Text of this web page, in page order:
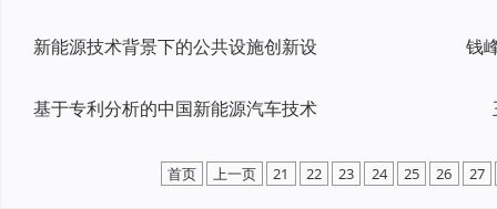
新能源技术背景下的公共设施创新设
基于专利分析的中国新能源汽车技术
首页 上一页 21 22 23 24 25 26 27